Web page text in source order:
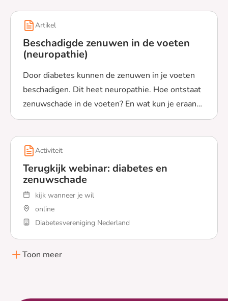
Artikel
Beschadigde zenuwen in de voeten
(neuropathie)
Door diabetes kunnen de zenuwen in je voeten
beschadigen. Dit heet neuropathie. Hoe ontstaat
zenuwschade in de voeten? En wat kun je eraan
doen?
Lees meer over Beschadigde zenuwen in de voeten
Activiteit
Terugkijk webinar: diabetes en
zenuwschade
kijk wanneer je wil
online
Diabetesvereniging Nederland
Lees meer over Terugkijk webinar: diabetes en
Toon meer